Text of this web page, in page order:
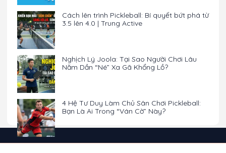
Cách lên trình Pickleball: Bí quyết bứt phá từ
3.5 lên 4.0 | Trung Active
Nghịch Lý Joola: Tại Sao Người Chơi Lâu
Năm Dần “Né” Xa Gã Khổng Lồ?
4 Hệ Tư Duy Làm Chủ Sân Chơi Pickleball:
Bạn Là Ai Trong “Ván Cờ” Này?